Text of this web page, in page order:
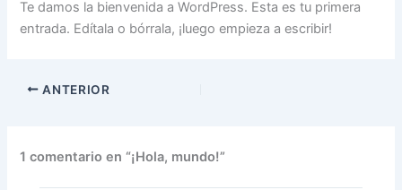
Te damos la bienvenida a WordPress. Esta es tu primera
entrada. Edítala o bórrala, ¡luego empieza a escribir!
ANTERIOR
1 comentario en “¡Hola, mundo!”